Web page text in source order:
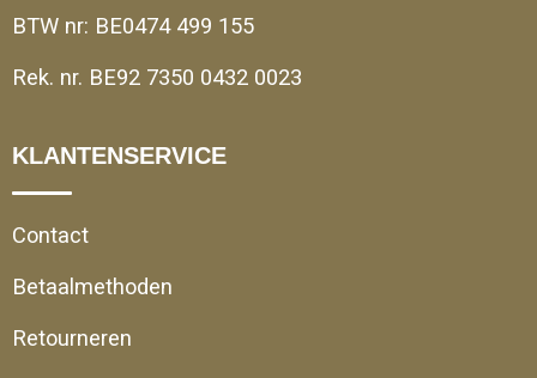
BTW nr: BE0474 499 155
Rek. nr. BE92 7350 0432 0023
KLANTENSERVICE
Contact
Betaalmethoden
Retourneren